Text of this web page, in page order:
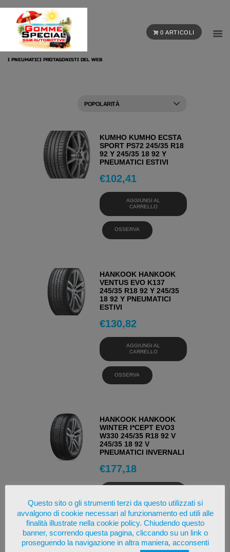
0 ARTICOLI
I PNEUMATICI PROTAGONISTI DEL WEB
KUMHO KUMHO ECSTA
SPORT PS72 245/35 R18
92 Y 245/35 18 92 Y
PNEUMATICI ESTIVI
€102,41
AGGIUNGI AL
CARRELLO
OSSERVA
HANKOOK HANKOOK
VENTUS EVO K137
245/35 R18 92 Y 245/35
18 92 Y PNEUMATICI
ESTIVI
€130,82
AGGIUNGI AL
CARRELLO
OSSERVA
HANKOOK HANKOOK
WINTER I*CEPT EVO3
W330 245/35 R18 92 V
245/35 18 92 V
PNEUMATICI INVERNALI
€177,18
OSSERVA
Questo sito o gli strumenti terzi da questo utilizzati si
avvalgono di cookie necessari al funzionamento ed utili alle
finalità illustrate nella cookie policy. Chiudendo questo
banner, scorrendo questa pagina, cliccando su un link o
proseguendo la navigazione in altra maniera, acconsenti